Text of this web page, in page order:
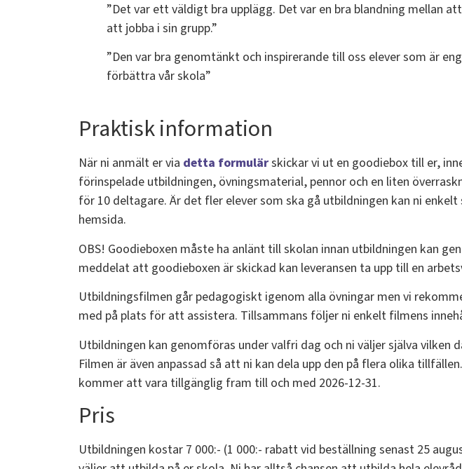
”Det var ett väldigt bra upplägg. Det var en bra blandning mellan
att jobba i sin grupp.”
”Den var bra genomtänkt och inspirerande till oss elever som är
förbättra vår skola”
Praktisk information
När ni anmält er via detta formulärskickar vi ut en goodiebox till er,
förinspelade utbildningen, övningsmaterial, pennor och en liten
för 10 deltagare. Är det fler elever som ska gå utbildningen kan ni
hemsida.
OBS! Goodieboxen måste ha anlänt till skolan innan utbildningen kan
meddelat att goodieboxen är skickad kan leveransen ta upp till en
Utbildningsfilmen går pedagogiskt igenom alla övningar men vi
med på plats för att assistera. Tillsammans följer ni enkelt filmens
Utbildningen kan genomföras under valfri dag och ni väljer själva vilken
Filmen är även anpassad så att ni kan dela upp den på flera olika
kommer att vara tillgänglig fram till och med 2026-12-31.
Pris
Utbildningen kostar 7 000:- (1 000:- rabatt vid beställning senast 25